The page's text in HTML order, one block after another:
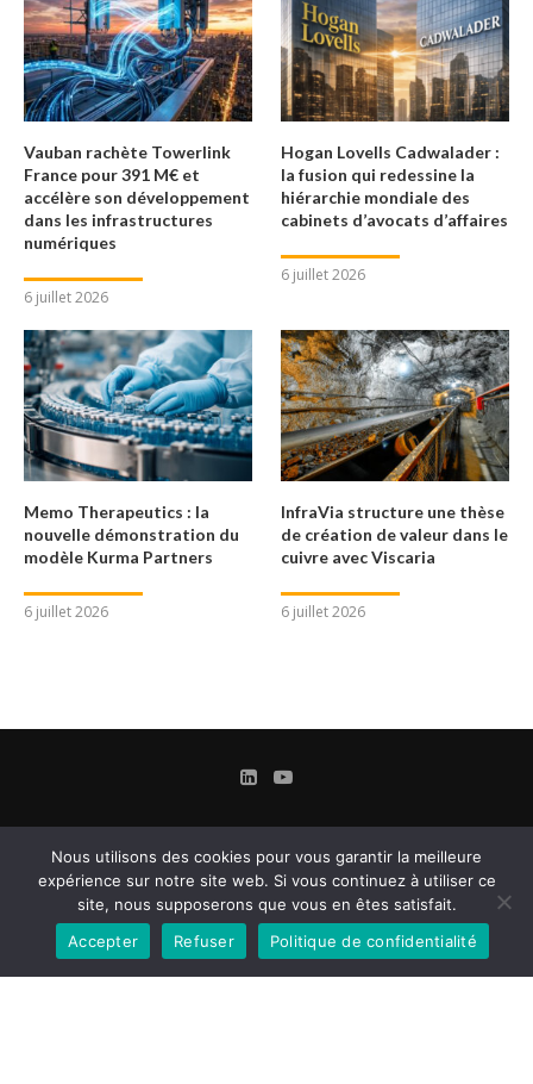
Vauban rachète Towerlink
France pour 391 M€ et
accélère son développement
dans les infrastructures
numériques
6 juillet 2026
Hogan Lovells Cadwalader :
la fusion qui redessine la
hiérarchie mondiale des
cabinets d’avocats d’affaires
6 juillet 2026
Memo Therapeutics : la
nouvelle démonstration du
modèle Kurma Partners
6 juillet 2026
InfraVia structure une thèse
de création de valeur dans le
cuivre avec Viscaria
6 juillet 2026
Contact
Mentions légales
Conditions Générales d’Utilisation et d’Abonnement
Nous utilisons des cookies pour vous garantir la meilleure
expérience sur notre site web. Si vous continuez à utiliser ce
site, nous supposerons que vous en êtes satisfait.
Accepter
Refuser Politique de confidentialité